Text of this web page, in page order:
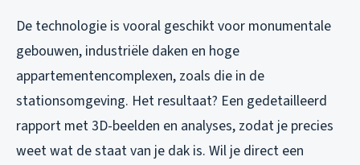
De technologie is vooral geschikt voor monumentale
gebouwen, industriële daken en hoge
appartementencomplexen, zoals die in de
stationsomgeving. Het resultaat? Een gedetailleerd
rapport met 3D-beelden en analyses, zodat je precies
weet wat de staat van je dak is. Wil je direct een